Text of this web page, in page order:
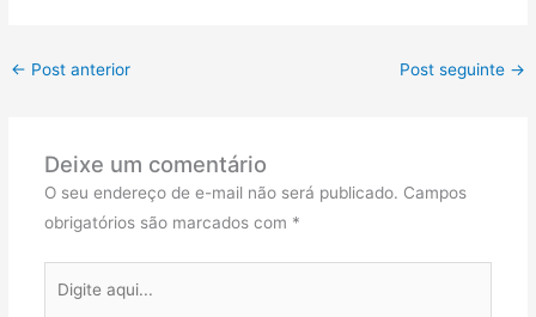
← Post anterior Post seguinte →
Deixe um comentário
O seu endereço de e-mail não será publicado. Campos
obrigatórios são marcados com *
aqui...